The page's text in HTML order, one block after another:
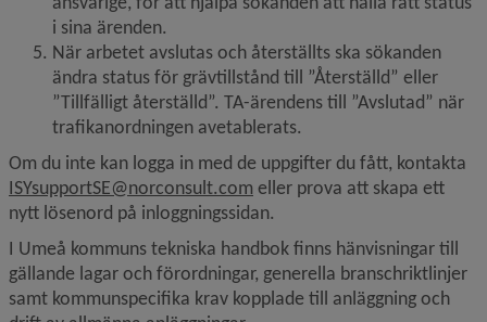
i sina ärenden.
När arbetet avslutas och återställts ska sökanden
ändra status för grävtillstånd till ”Återställd” eller
”Tillfälligt återställd”. TA-ärendens till ”Avslutad” när
trafikanordningen avetablerats.
ISYsupportSE@norconsult.com eller prova att skapa ett
nytt lösenord på inloggningssidan.
I Umeå kommuns tekniska handbok finns hänvisningar till
gällande lagar och förordningar, generella branschriktlinjer
samt kommunspecifika krav kopplade till anläggning och